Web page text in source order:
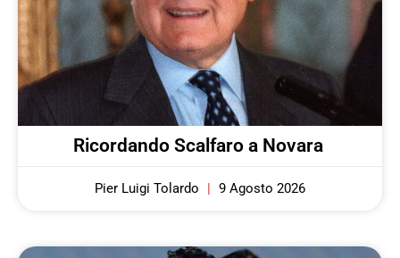
Ricordando Scalfaro a Novara
Pier Luigi Tolardo 9 Agosto 2026